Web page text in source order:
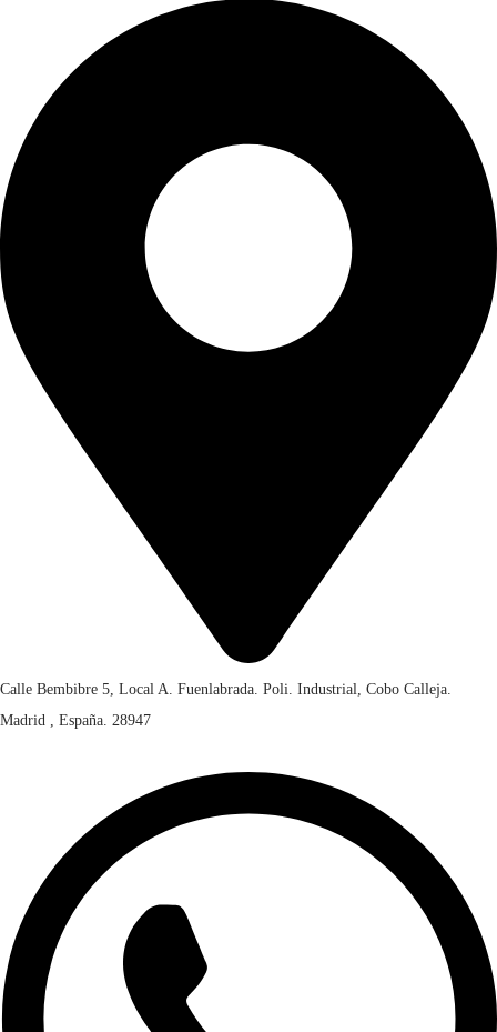
Calle Bembibre 5, Local A. Fuenlabrada. Poli. Industrial, Cobo Calleja.
Madrid , España. 28947